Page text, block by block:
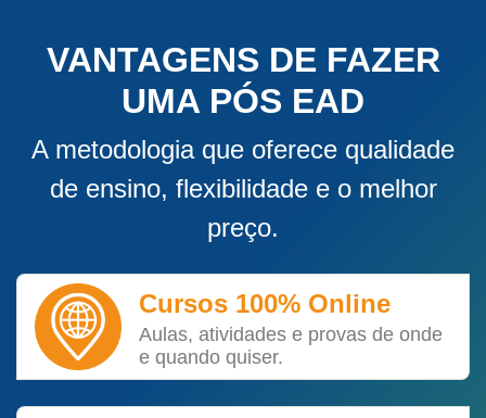
VANTAGENS DE FAZER
UMA PÓS EAD
A metodologia que oferece qualidade
de ensino, flexibilidade e o melhor
preço.
Cursos 100% Online
Aulas, atividades e provas de onde
e quando quiser.